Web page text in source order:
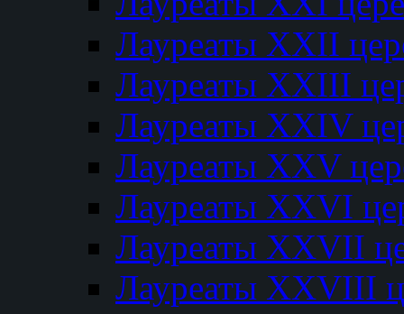
Лауреаты XXII
Лауреаты XXIII
Лауреаты XXIV
Лауреаты XXV
Лауреаты XXVI
Лауреаты XXVII
Лауреаты XXVIII